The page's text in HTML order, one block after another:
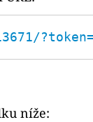
níže: